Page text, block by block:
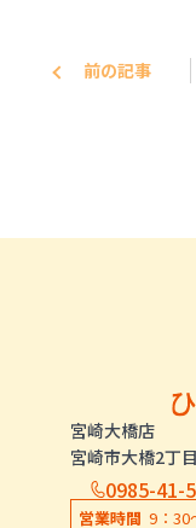
前の記事
宮崎大橋店
宮崎市大橋2丁
0985-41-
営業時間 9：30